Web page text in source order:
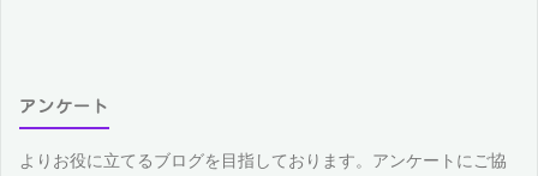
アンケート
よりお役に立てるブログを目指しております。アンケートにご協